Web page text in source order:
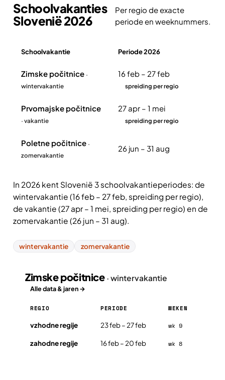
Schoolvakanties
Slovenië 2026
Per regio de exacte
periode en weeknummers.
Schoolvakantie Periode 2026
Zimske počitnice ·
wintervakantie
16 feb – 27 feb
spreiding per regio
Prvomajske počitnice
· vakantie
27 apr – 1 mei
spreiding per regio
Poletne počitnice ·
zomervakantie
26 jun – 31 aug
In 2026 kent Slovenië 3 schoolvakantieperiodes: de
wintervakantie (16 feb – 27 feb, spreiding per regio),
de vakantie (27 apr – 1 mei, spreiding per regio) en de
zomervakantie (26 jun – 31 aug).
wintervakantie zomervakantie
Zimske počitnice · wintervakantie
Alle data & jaren →
Zimske počitnice in Slovenië 2026, per regio
REGIO PERIODE WEKEN
vzhodne regije 23 feb – 27 feb wk 9
zahodne regije 16 feb – 20 feb wk 8